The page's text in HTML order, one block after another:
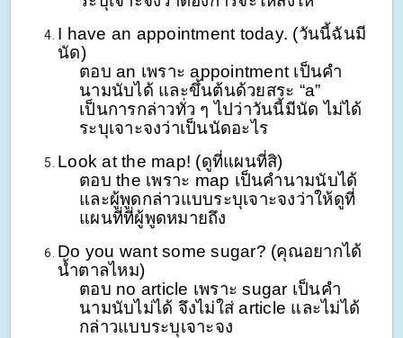
I have an appointment today. (วันนี้ฉันมี
นัด)
ตอบ an เพราะ appointment เป็นคำ
นามนับได้ และขึ้นต้นด้วยสระ “a”
เป็นการกล่าวทั่ว ๆ ไปว่าวันนี้มีนัด ไม่ได้
ระบุเจาะจงว่าเป็นนัดอะไร
Look at the map! (ดูที่แผนที่สิ)
ตอบ the เพราะ map เป็นคำนามนับได้
และผู้พูดกล่าวแบบระบุเจาะจงว่าให้ดูที่
แผนที่ที่ผู้พูดหมายถึง
Do you want some sugar? (คุณอยากได้
น้ำตาลไหม)
ตอบ no article เพราะ sugar เป็นคำ
นามนับไม่ได้ จึงไม่ใส่ article และไม่ได้
กล่าวแบบระบุเจาะจง